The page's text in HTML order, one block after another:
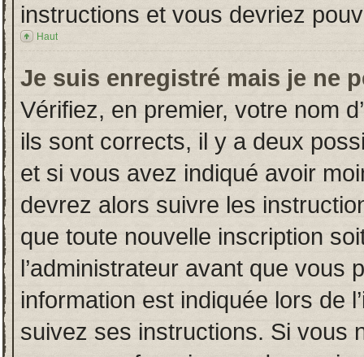
instructions et vous devriez
Haut
Je suis enregistré mais je ne
Vérifiez, en premier, votre nom
ils sont corrects, il y a deux
et si vous avez indiqué avoir
devrez alors suivre les
que toute nouvelle inscription
l’administrateur avant que vous
information est indiquée lors de
suivez ses instructions. Si vous